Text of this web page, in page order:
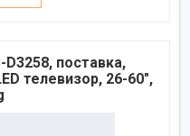
D3258, поставка,
телевизор, 26-60",